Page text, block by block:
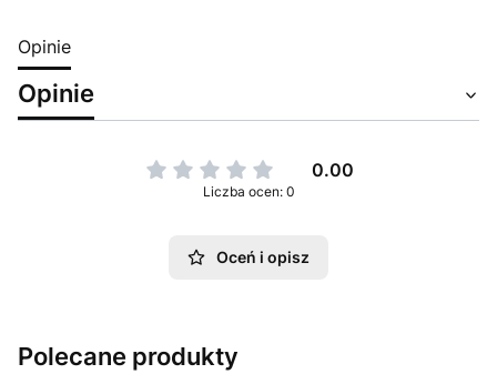
Opinie
Opinie
0.00
Liczba ocen: 0
Oceń i opisz
Polecane produkty